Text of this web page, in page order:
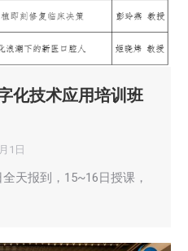
化技术应用培训班
1日
天报到，15~16日授课，